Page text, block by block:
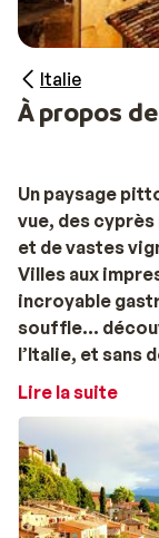
Italie
À propos
Un paysage
vue, des
et de vastes
Villes aux
incroyable
souffle…
l’Italie, et sans
romantiques au
vacances en
Entre Florence
route des vins.
Lire la suite